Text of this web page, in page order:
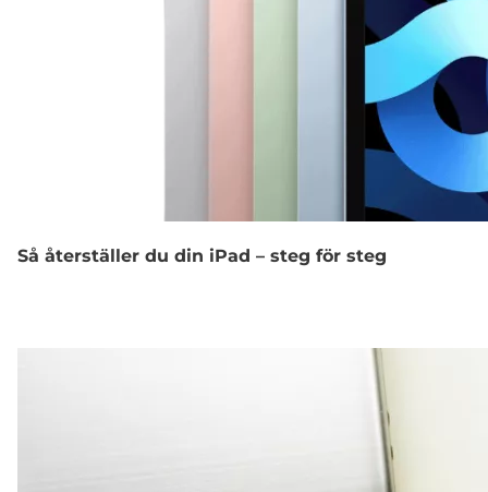
Så återställer du din iPad – steg för steg